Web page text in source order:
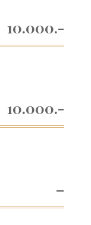
10.000.-
10.000.-
–